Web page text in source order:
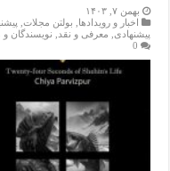
بهمن ۷, ۱۴۰۳
اخبار و رویدادها
بولتن مجلات
پیشنهادی
معرفی و نقد
نویسندگان و
0